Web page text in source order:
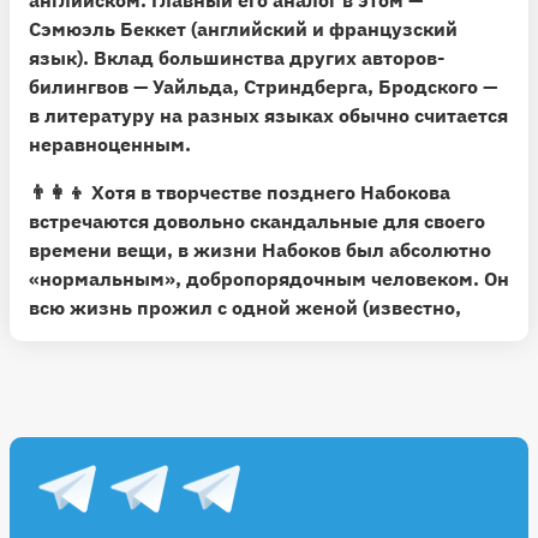
Сэмюэль Беккет (английский и французский
язык). Вклад большинства других авторов-
билингвов — Уайльда, Стриндберга, Бродского —
в литературу на разных языках обычно считается
неравноценным.
👨‍👩‍👦 Хотя в творчестве позднего Набокова
встречаются довольно скандальные для своего
времени вещи, в жизни Набоков был абсолютно
«нормальным», добропорядочным человеком. Он
всю жизнь прожил с одной женой (известно,
✍️ Предвосхищая вопросы: педофилом Набоков